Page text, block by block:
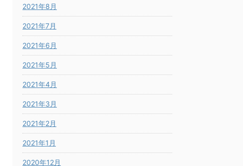
2021年8月
2021年7月
2021年6月
2021年5月
2021年4月
2021年3月
2021年2月
2021年1月
2020年12月